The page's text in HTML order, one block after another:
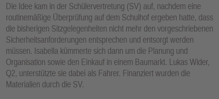
Die Idee kam in der Schülervertretung (SV) auf, nachdem eine
routinemäßige Überprüfung auf dem Schulhof ergeben hatte, dass
die bisherigen Sitzgelegenheiten nicht mehr den vorgeschriebenen
Sicherheitsanforderungen entsprechen und entsorgt werden
müssen. Isabella kümmerte sich dann um die Planung und
Organisation sowie den Einkauf in einem Baumarkt. Lukas Wider,
Q2, unterstützte sie dabei als Fahrer. Finanziert wurden die
Materialien durch die SV.